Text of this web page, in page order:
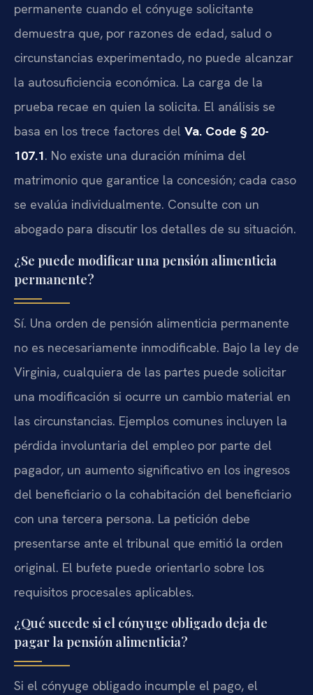
permanente cuando el cónyuge solicitante
demuestra que, por razones de edad, salud o
circunstancias experimentado, no puede alcanzar
la autosuficiencia económica. La carga de la
prueba recae en quien la solicita. El análisis se
basa en los trece factores del Va. Code § 20-
107.1. No existe una duración mínima del
matrimonio que garantice la concesión; cada caso
se evalúa individualmente. Consulte con un
abogado para discutir los detalles de su situación.
¿Se puede modificar una pensión alimenticia
permanente?
Sí. Una orden de pensión alimenticia permanente
no es necesariamente inmodificable. Bajo la ley de
Virginia, cualquiera de las partes puede solicitar
una modificación si ocurre un cambio material en
las circunstancias. Ejemplos comunes incluyen la
pérdida involuntaria del empleo por parte del
pagador, un aumento significativo en los ingresos
del beneficiario o la cohabitación del beneficiario
con una tercera persona. La petición debe
presentarse ante el tribunal que emitió la orden
original. El bufete puede orientarlo sobre los
requisitos procesales aplicables.
¿Qué sucede si el cónyuge obligado deja de
pagar la pensión alimenticia?
Si el cónyuge obligado incumple el pago, el